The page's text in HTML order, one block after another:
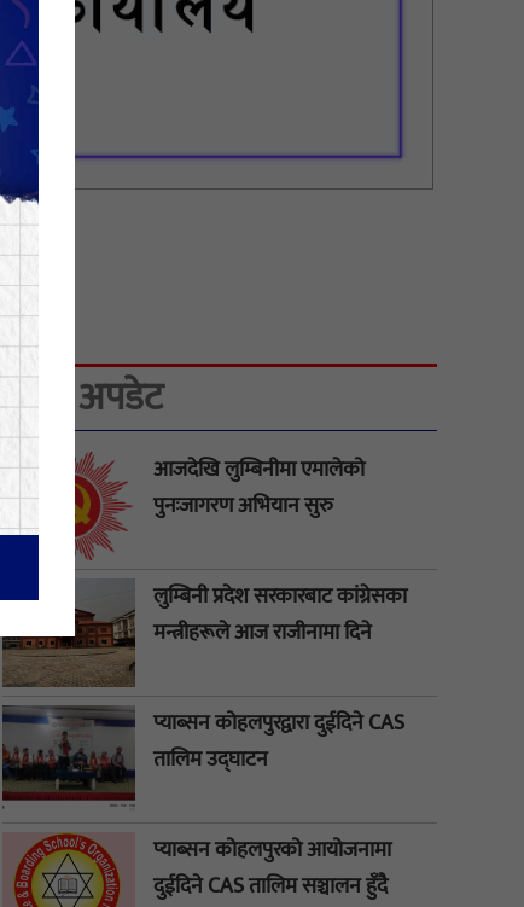
ताजा अपडेट
आजदेखि लुम्बिनीमा एमालेको
पुनःजागरण अभियान सुरु
लुम्बिनी प्रदेश सरकारबाट कांग्रेसका
मन्त्रीहरूले आज राजीनामा दिने
प्याब्सन कोहलपुरद्वारा दुईदिने CAS
तालिम उद्घाटन
प्याब्सन कोहलपुरको आयोजनामा
दुईदिने CAS तालिम सञ्चालन हुँदै